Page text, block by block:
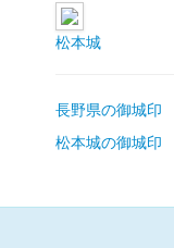
松本城
長野県の御城印
松本城の御城印